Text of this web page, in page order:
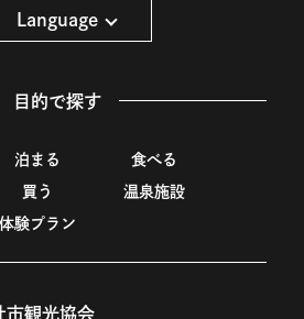
Language
目的で探す
泊まる 食べる
買う 温泉施設
体験プラン
観光協会